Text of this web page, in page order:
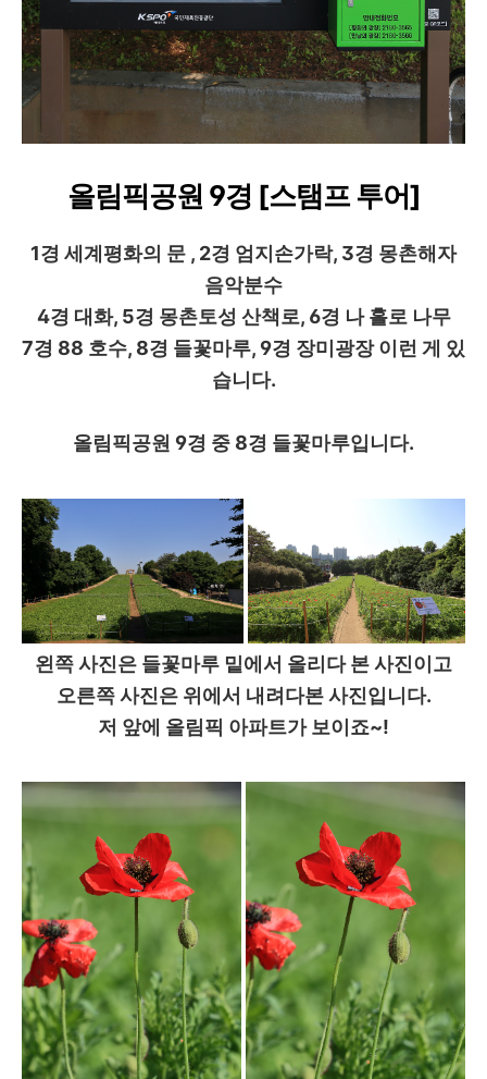
올림픽공원 9경 [스탬프 투어]
1경 세계평화의 문 , 2경 엄지손가락, 3경 몽촌해자
음악분수
4경 대화, 5경 몽촌토성 산책로, 6경 나 홀로 나무
7경 88 호수, 8경 들꽃마루, 9경 장미광장 이런 게 있
습니다.
올림픽공원 9경 중 8경 들꽃마루입니다.
왼쪽 사진은 들꽃마루 밑에서 올리다 본 사진이고
오른쪽 사진은 위에서 내려다본 사진입니다.
저 앞에 올림픽 아파트가 보이죠~!